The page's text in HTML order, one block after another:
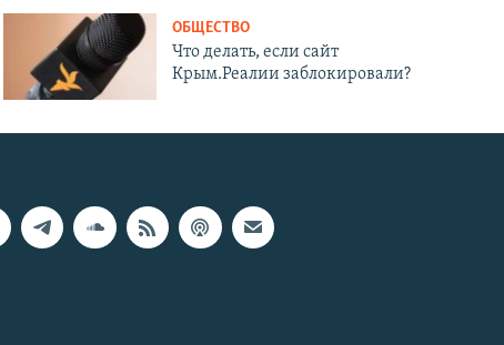
ОБЩЕСТВО
Что делать, если сайт
Крым.Реалии заблокировали?